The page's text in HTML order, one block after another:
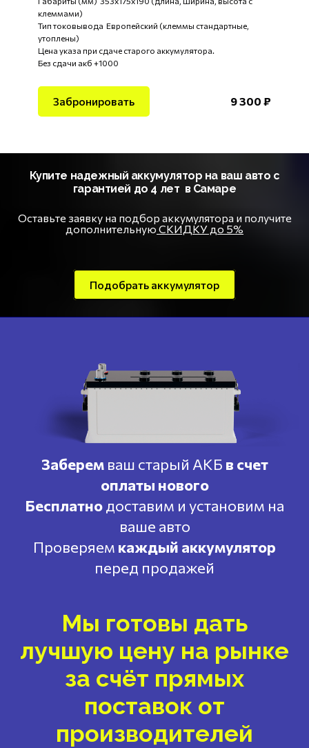
клеммами)
Тип токовывода Европейский (клеммы стандартные,
утоплены)
Цена указа при сдаче старого аккумулятора.
Без сдачи акб +1000
Забронировать 9 300 ₽
Купите надежный аккумулятор на ваш авто с
гарантией до 4 лет в Самаре
Оставьте заявку на подбор аккумулятора и получите
дополнительную СКИДКУ до 5%
Подобрать аккумулятор
Заберемваш старый АКБ в счет
оплаты нового
Бесплатнодоставим и установим на
ваше авто
Проверяем каждый аккумулятор
перед продажей
Мы готовы дать
лучшую цену на рынке
за счёт прямых
поставок от
производителей